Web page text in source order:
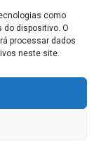
como
dispositivo. O
processar dados
neste site.